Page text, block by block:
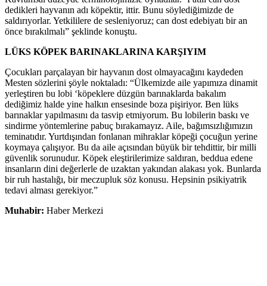
dedikleri hayvanın adı köpektir, ittir. Bunu söylediğimizde de
saldırıyorlar. Yetkililere de sesleniyoruz; can dost edebiyatı bir an
önce bırakılmalı” şeklinde konuştu.
LÜKS KÖPEK BARINAKLARINA KARŞIYIM
Çocukları parçalayan bir hayvanın dost olmayacağını kaydeden
Mesten sözlerini şöyle noktaladı: “Ülkemizde aile yapımıza dinamit
yerleştiren bu lobi ‘köpeklere düzgün barınaklarda bakalım
dediğimiz halde yine halkın ensesinde boza pişiriyor. Ben lüks
barınaklar yapılmasını da tasvip etmiyorum. Bu lobilerin baskı ve
sindirme yöntemlerine pabuç bırakamayız. Aile, bağımsızlığımızın
teminatıdır. Yurtdışından fonlanan mihraklar köpeği çocuğun yerine
koymaya çalışıyor. Bu da aile açısından büyük bir tehdittir, bir milli
güvenlik sorunudur. Köpek eleştirilerimize saldıran, beddua edene
insanların dini değerlerle de uzaktan yakından alakası yok. Bunlarda
bir ruh hastalığı, bir meczupluk söz konusu. Hepsinin psikiyatrik
tedavi alması gerekiyor.”
Muhabir: Haber Merkezi